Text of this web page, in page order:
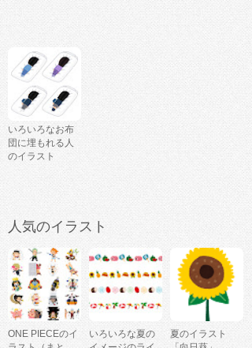
いろいろなお布
団に埋もれる人
のイラスト
人気のイラスト
ONE PIECEのイ
いろいろな夏の
夏のイラスト